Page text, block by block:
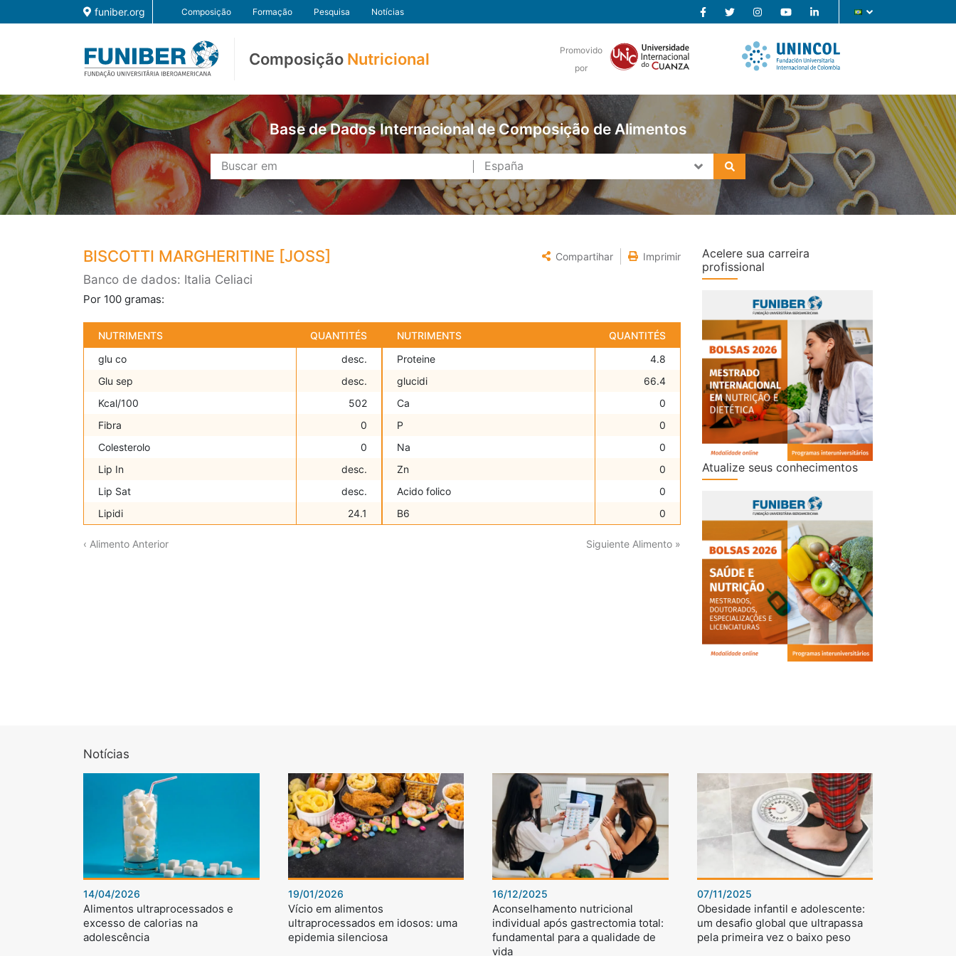
funiber.org Composição Formação Pesquisa Notícias
Composição Nutricional
Promovido
por
Base de Dados Internacional de Composição de Alimentos
BISCOTTI MARGHERITINE [JOSS] Compartihar Imprimir
Banco de dados: Italia Celiaci
Por 100 gramas:
NUTRIMENTS
QUANTITÉS
glu co
desc.
Glu sep
desc.
Kcal/100
502
Fibra
0
Colesterolo
0
Lip In
desc.
Lip Sat
desc.
Lipidi
24.1
NUTRIMENTS
QUANTITÉS
Proteine
4.8
glucidi
66.4
Ca
0
P
0
Na
0
Zn
0
Acido folico
0
B6
0
‹ Alimento Anterior Siguiente Alimento »
Acelere sua carreira
profissional
Atualize seus conhecimentos
Notícias
14/04/2026
Alimentos ultraprocessados e
excesso de calorias na
adolescência
19/01/2026
Vício em alimentos
ultraprocessados em idosos: uma
epidemia silenciosa
16/12/2025
Aconselhamento nutricional
individual após gastrectomia total:
fundamental para a qualidade de
vida
07/11/2025
Obesidade infantil e adolescente:
um desafio global que ultrapassa
pela primeira vez o baixo peso